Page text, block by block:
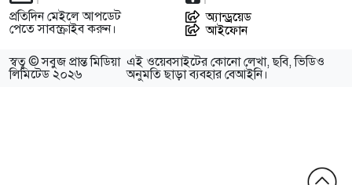
প্রতিদিন মেইলে আপডেট
পেতে সাবস্ক্রাইব করুন।
অ্যান্ড্রয়েড
আইফোন
স্বত্ব © সবুজ প্রান্ত মিডিয়া
লিমিটেড ২০২৬
এই ওয়েবসাইটের কোনো লেখা, ছবি, ভিডিও
অনুমতি ছাড়া ব্যবহার বেআইনি।